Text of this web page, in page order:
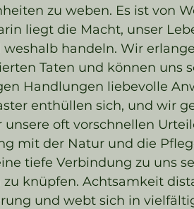
zu weben. Es ist von
liegt die Macht, unser
handeln. Wir
Taten und können uns
Handlungen liebevolle
enthüllen sich, und wir
oft vorschnellen
mit der Natur und die
tiefe Verbindung zu uns
knüpfen. Achtsamkeit
und webt sich in